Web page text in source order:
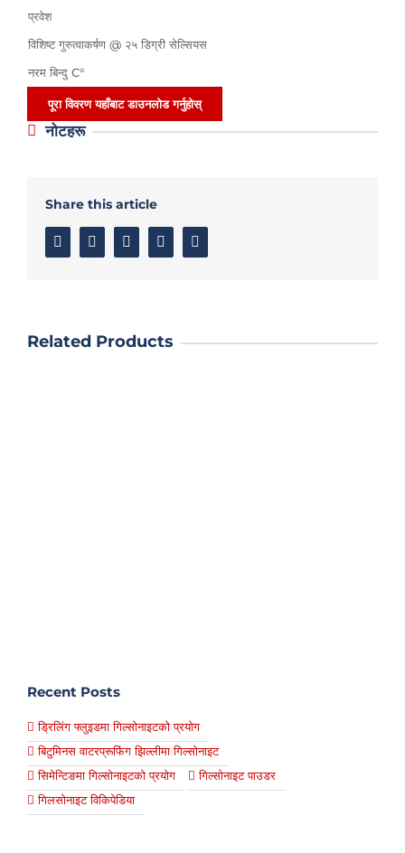
प्रवेश
विशिष्ट गुरुत्वाकर्षण @ २५ डिग्री सेल्सियस
नरम बिन्दु C°
पूरा विवरण यहाँबाट डाउनलोड गर्नुहोस्
नोटहरू
Share this article
FacebookTwitter LinkedinGoogle+
Related Products
Recent Posts
ड्रिलिंग फ्लुइडमा गिल्सोनाइटको प्रयोग
बिटुमिनस वाटरप्रूफिंग झिल्लीमा गिल्सोनाइट
सिमेन्टिङमा गिल्सोनाइटको प्रयोग
गिल्सोनाइट पाउडर
गिलसोनाइट विकिपेडिया